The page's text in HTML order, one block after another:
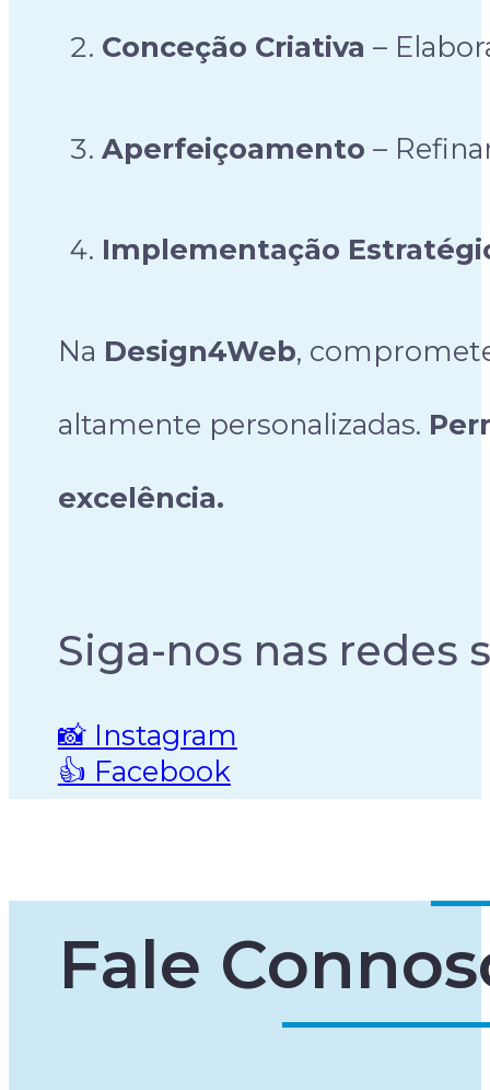
Conceção Criativa –
Aperfeiçoamento –
Implementação
Na Design4Web,
altamente personalizadas.
excelência.
Siga-nos nas redes
📸 Instagram
👍 Facebook
Fale